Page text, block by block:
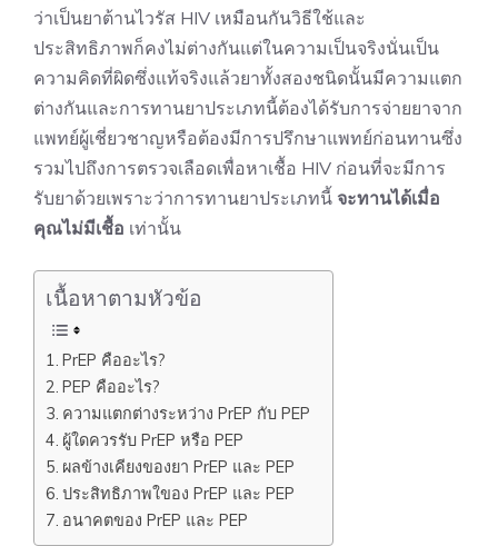
ว่าเป็นยาต้านไวรัส HIV เหมือนกันวิธีใช้และ
ประสิทธิภาพก็คงไม่ต่างกันแต่ในความเป็นจริงนั่นเป็น
ความคิดที่ผิดซึ่งแท้จริงแล้วยาทั้งสองชนิดนั้นมีความแตก
ต่างกันและการทานยาประเภทนี้ต้องได้รับการจ่ายยาจาก
แพทย์ผู้เชี่ยวชาญหรือต้องมีการปรึกษาแพทย์ก่อนทานซึ่ง
รวมไปถึงการตรวจเลือดเพื่อหาเชื้อ HIV ก่อนที่จะมีการ
รับยาด้วยเพราะว่าการทานยาประเภทนี้ จะทานได้เมื่อ
คุณไม่มีเชื้อ เท่านั้น
เนื้อหาตามหัวข้อ
PrEP คืออะไร?
PEP คืออะไร?
ความแตกต่างระหว่าง PrEP กับ PEP
ผู้ใดควรรับ PrEP หรือ PEP
ผลข้างเคียงของยา PrEP และ PEP
ประสิทธิภาพใของ PrEP และ PEP
อนาคตของ PrEP และ PEP